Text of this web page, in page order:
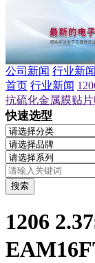
公司新闻 行业新闻
首页 行业新闻
抗硫化金属膜贴片
快速选型
搜索
1206